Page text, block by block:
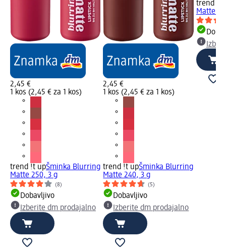
2,45 €
1 kos (2,45 € za 1 kos)
trend !t upŠminka Blurring
Matte 250, 3 g
(8)
Dobavljivo
Izberite dm prodajalno
2,45 €
1 kos (2,45 € za 1 kos)
trend !t upŠminka Blurring
Matte 240, 3 g
(5)
Dobavljivo
Izberite dm prodajalno
trend !t
Matte